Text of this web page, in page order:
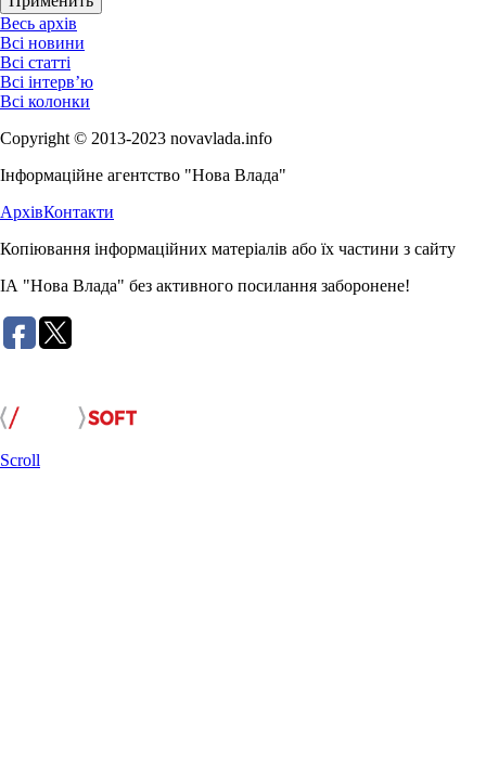
Весь архів
Всі новини
Всі статті
Всі інтерв’ю
Всі колонки
Copyright © 2013-2023 novavlada.info
Інформаційне агентство "Нова Влада"
АрхівКонтакти
Копіювання інформаційних матеріалів або їх частини з сайту
ІА "Нова Влада" без активного посилання заборонене!
Scroll